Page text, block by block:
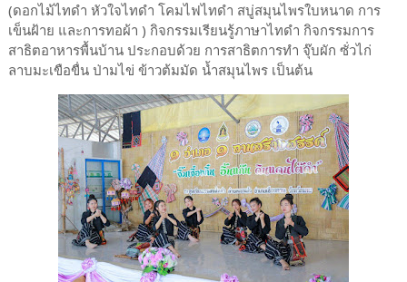
(ดอกไม้ไทดำ หัวใจไทดำ โคมไฟไทดำ สบู่สมุนไพรใบหนาด การ
เข็นฝ้าย และการทอผ้า ) กิจกรรมเรียนรู้ภาษาไทดำ กิจกรรมการ
สาธิตอาหารพื้นบ้าน ประกอบด้วย การสาธิตการทำ จุ๊บผัก ซั่วไก่
ลาบมะเขือขื่น ป่ามไข่ ข้าวต้มมัด น้ำสมุนไพร เป็นต้น